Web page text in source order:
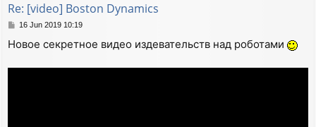
Re: [video] Boston Dynamics
P
s
16 Jun 2019 10:19
Новое секретное видео издевательств над роботами